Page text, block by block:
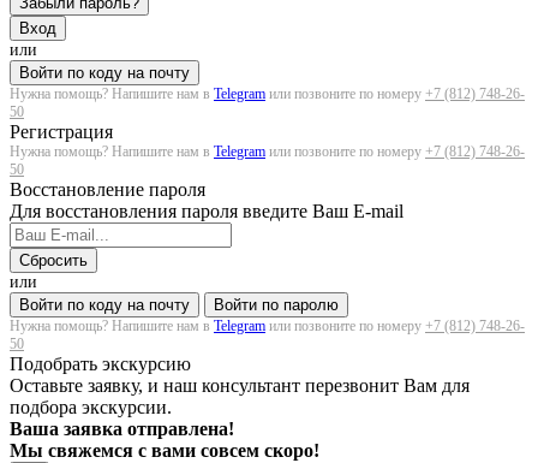
Вход
или
Войти по коду на почту
Нужна помощь? Напишите нам в Telegram или позвоните по номеру +7 (812) 748-26-
50
Регистрация
Нужна помощь? Напишите нам в Telegram или позвоните по номеру +7 (812) 748-26-
50
Восстановление пароля
Для восстановления пароля введите Ваш E-mail
Сбросить
или
Войти по коду на почту
Войти по паролю
Нужна помощь? Напишите нам в Telegram или позвоните по номеру +7 (812) 748-26-
50
Подобрать экскурсию
Оставьте заявку, и наш консультант перезвонит Вам для
подбора экскурсии.
Ваша заявка отправлена!
Мы свяжемся с вами совсем скоро!